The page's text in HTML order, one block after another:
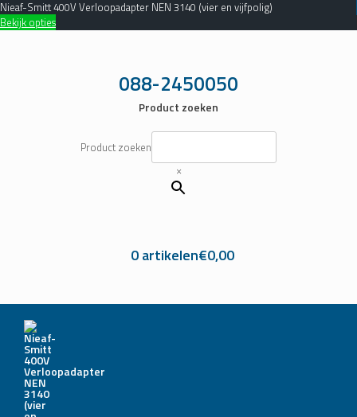
Nieaf-Smitt 400V Verloopadapter NEN 3140 (vier en vijfpolig)
Bekijk opties
088-2450050
Product zoeken
Product zoeken
×
0 artikelen€0,00